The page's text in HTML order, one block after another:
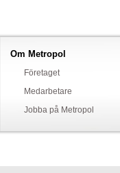
Om Metropol
Företaget
Medarbetare
Jobba på Metropol